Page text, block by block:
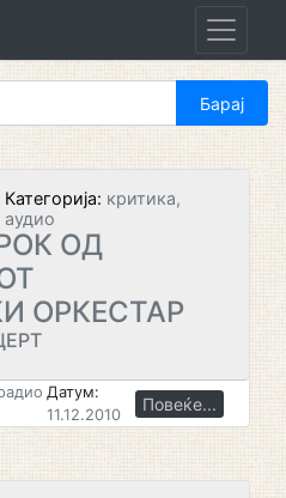
Категорија: критика,
аудио
ОД
ОРКЕСТАР
Датум:
11.12.2010
Повеќе...